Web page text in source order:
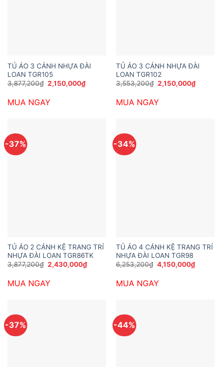
TỦ ÁO 3 CÁNH NHỰA ĐÀI
LOAN TGR105
3,877,200₫ Giá
gốc
3,877,200₫.
2,150,000₫Giá
hiện
MUA NGAY
TỦ ÁO 3 CÁNH NHỰA ĐÀI
LOAN TGR102
3,553,200₫ Giá
gốc
3,553,200₫.
2,150,000₫Giá
hiện
MUA NGAY
-37%
TỦ ÁO 2 CÁNH KỆ TRANG TRÍ
NHỰA ĐÀI LOAN TGR86TK
3,877,200₫ Giá
gốc
3,877,200₫.
2,430,000₫Giá
hiện
MUA NGAY
-34%
TỦ ÁO 4 CÁNH KỆ TRANG TRÍ
NHỰA ĐÀI LOAN TGR98
6,253,200₫ Giá
gốc
6,253,200₫.
4,150,000₫Giá
hiện
MUA NGAY
-37% -44%